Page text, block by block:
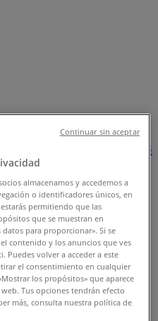
생활용품
뷰티·건강
품스포츠·레저
almacenamos y accedemos a
o identificadores únicos, en
permitiendo que las
que se muestran en
para proporcionar». Si se
contenido y los anuncios que ves
Puedes volver a acceder a este
el consentimiento en cualquier
los propósitos» que aparece
Tus opciones tendrán efecto
más, consulta nuestra política de
Continuar sin aceptar